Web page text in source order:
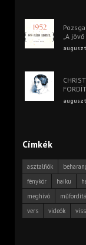
„A
Címkék
asztalfiók
fénykör
haiku
meghívó
vers
videók